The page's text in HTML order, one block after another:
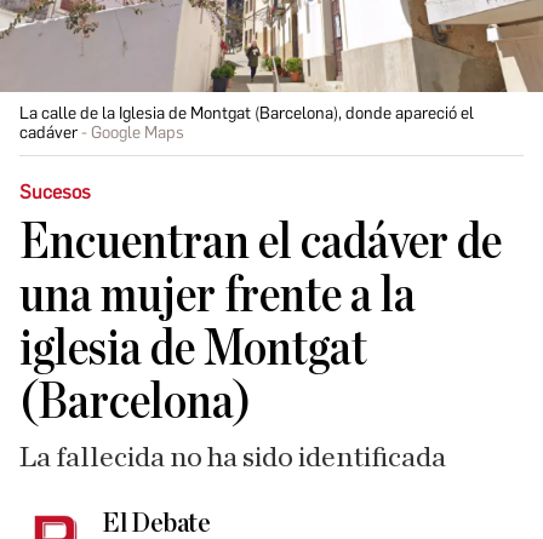
La calle de la Iglesia de Montgat (Barcelona), donde apareció el
cadáver
Google Maps
Sucesos
Encuentran el cadáver de
una mujer frente a la
iglesia de Montgat
(Barcelona)
La fallecida no ha sido identificada
El Debate